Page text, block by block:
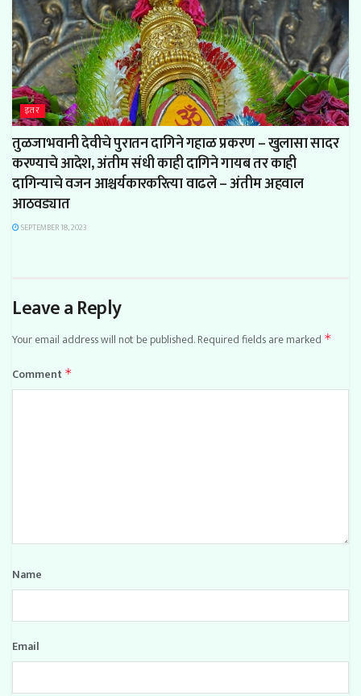
इतर
तुळजाभवानी देवीचे पुरातन दागिने गहाळ प्रकरण – खुलासा सादर
करण्याचे आदेश, अंतीम संधी काही दागिने गायब तर काही
दागिन्याचे वजन आश्चर्यकारकरित्या वाढले – अंतीम अहवाल
आठवड्यात
SEPTEMBER 18, 2023
Leave a Reply
Your email address will not be published.Required fields are marked *
Comment *
Name
Email